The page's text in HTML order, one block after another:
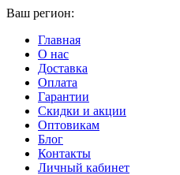
Ваш регион:
Главная
О нас
Доставка
Оплата
Гарантии
Скидки и акции
Оптовикам
Блог
Контакты
Личный кабинет